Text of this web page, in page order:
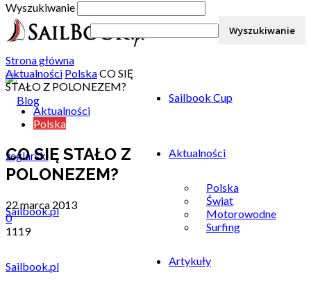
Wyszukiwanie
Sailbook.pl
Sailbook Cup
Aktualności
Polska
Świat
Motorowodne
Surfing
Artykuły
Strona główna
Aktualności PolskaCO SIĘ
STAŁO Z POLONEZEM?
Aktualności
Polska
CO SIĘ STAŁO Z
POLONEZEM?
22 marca 2013
0
1119